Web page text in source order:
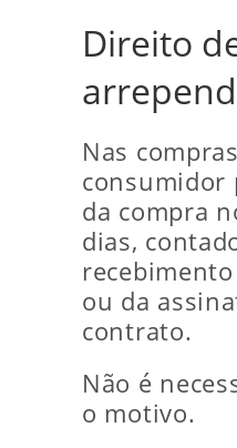
Direito
Nas
consumidor
da compra
dias,
ou da
contrato.
Não é
o motivo.